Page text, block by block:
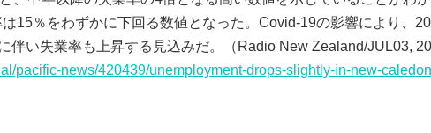
15％をわずかに下回る数値となった。Covid-19の影響により、
伴い失業率も上昇する見込みだ。（Radio New Zealand/JUL03,
pacific-news/420439/unemployment-drops-slightly-in-new-